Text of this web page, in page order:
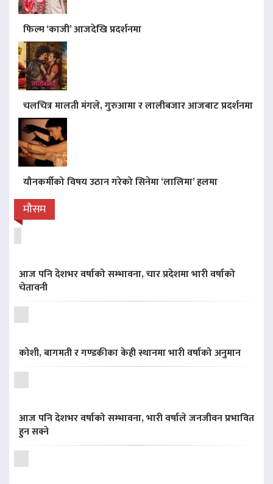
फिल्म ‘काजी’ आजदेखि प्रदर्शनमा
चलचित्र मालती मंगले, गुरुआमा र लालीबजार आजबाट प्रदर्शनमा
यौनकर्मीको विषय उठान गरेको सिनेमा ‘लालिमा’ हलमा
मौसम
आज पनि देशभर वर्षाको सम्भावना, चार प्रदेशमा भारी वर्षाको
चेतावनी
कोशी, बागमती र गण्डकीका केही स्थानमा भारी वर्षाको अनुमान
आज पनि देशभर वर्षाको सम्भावना, भारी वर्षाले जनजीवन प्रभावित
हुन सक्ने